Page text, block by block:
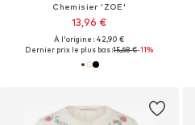
Chemisier 'ZOE'
13,96 €
À l'origine : 42,90 €
Dernier prix le plus bas :15,68 €-11%